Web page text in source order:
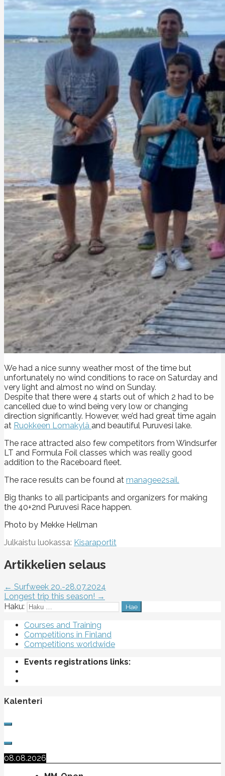
We had a nice sunny weather most of the time but
unfortunately no wind conditions to race on Saturday and
very light and almost no wind on Sunday.
Despite that there were 4 starts out of which 2 had to be
cancelled due to wind being very low or changing
direction significantly. However, we’d had great time again
at Ruokkeen Lomakylä and beautiful Puruvesi lake.
The race attracted also few competitors from Windsurfer
LT and Formula Foil classes which was really good
addition to the Raceboard fleet.
The race results can be found at managee2sail.
Big thanks to all participants and organizers for making
the 40+2nd Puruvesi Race happen.
Photo by Mekke Hellman
Julkaistu luokassa: Kisaraportit
Artikkelien selaus
← Surfweek 20.-28.07.2024
Longest trip this season! →
Haku:
Courses and Training
Competitions in Finland
Competitions worldwide
Events registrations links:
Kalenteri
08.08.2026